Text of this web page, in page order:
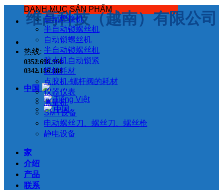
维高科技（越南）有限公司
热线:
0352.698.966
0342.186.988
中国
Tiếng Việt
中国
DANH MỤC SẢN PHẨM
自动焊接机
半自动锁螺丝机
自动锁螺丝机
半自动锁螺丝机
胶点机自动锁紧
焊机耗材
点胶机-螺杆阀的耗材
仪器仪表
测量机
SMT设备
电动螺丝刀、螺丝刀、螺丝枪
静电设备
家
介绍
产品
联系